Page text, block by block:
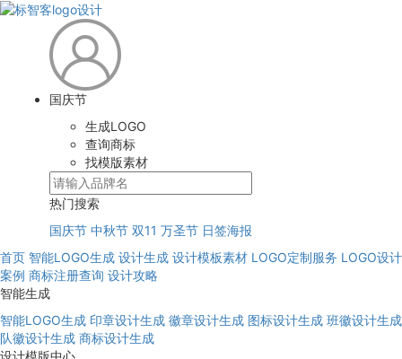
国庆节
生成LOGO
查询商标
找模版素材
热门搜索
国庆节 中秋节 双11 万圣节 日签海报
首页 智能LOGO生成 设计生成 设计模板素材 LOGO定制服务 LOGO设计
案例 商标注册查询 设计攻略
智能生成
智能LOGO生成 印章设计生成 徽章设计生成 图标设计生成 班徽设计生成
队徽设计生成 商标设计生成